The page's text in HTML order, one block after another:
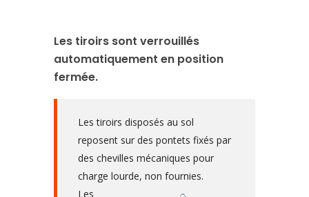
Les tiroirs sont verrouillés
automatiquement en position
fermée.
Les tiroirs disposés au sol
reposent sur des pontets fixés par
des chevilles mécaniques pour
charge lourde, non fournies.
Les